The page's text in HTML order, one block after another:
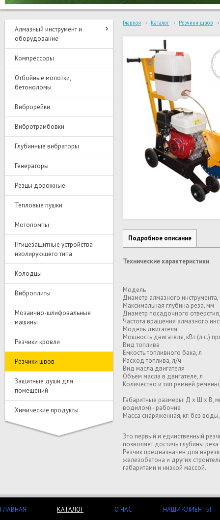
Алмазный инструмент и
оборудование
Компрессоры
Отбойные молотки,
бетоноломы
Виброрейки
Вибротрамбовки
Глубинные вибраторы
Генераторы
Резцы дорожные
Тепловые пушки
Мотопомпы
Птицезащитные устройства
изолирующего типа
Колодцы
Виброплиты
Мозаично-шлифовальные
машины
Резчики кровли
Резчики швов
Защитные души для
помещений
Химические продукты
Главная › Каталог › Резчики швов ›
Подробное описание
Технические характеристики
Модель
Диаметр алмазного
Максимальная глубина реза, мм
Диаметр посадочного
Частота вращения алмазного
Модель двигателя
Мощность двигателя, кВт (л.с.)
Вид топлива
Ёмкость топливного бака, л
Расход топлива, л/ч
Вид масла двигателя
Объём масла в двигателе, л
Количество и тип ремней
Габаритные размеры: Д x Ш x В,
водилом) - рабочие
Масса снаряженная, кг: без
Это первый и единственный
позволяет достичь глубины
Резчик предназначен для
железобетона и других
габаритами и низкой массой.
ГЛАВНАЯ КАТАЛОГ О НАС НАШИ КЛИЕНТЫ